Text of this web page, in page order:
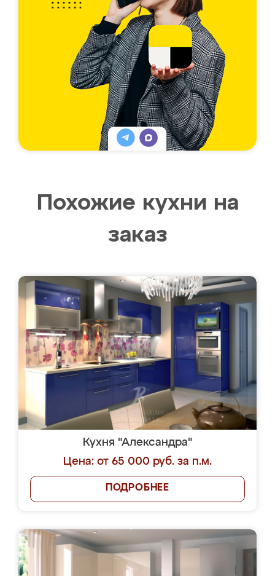
Похожие кухни на
заказ
Кухня "Александра"
Цена: от 65 000 руб. за п.м.
ПОДРОБНЕЕ